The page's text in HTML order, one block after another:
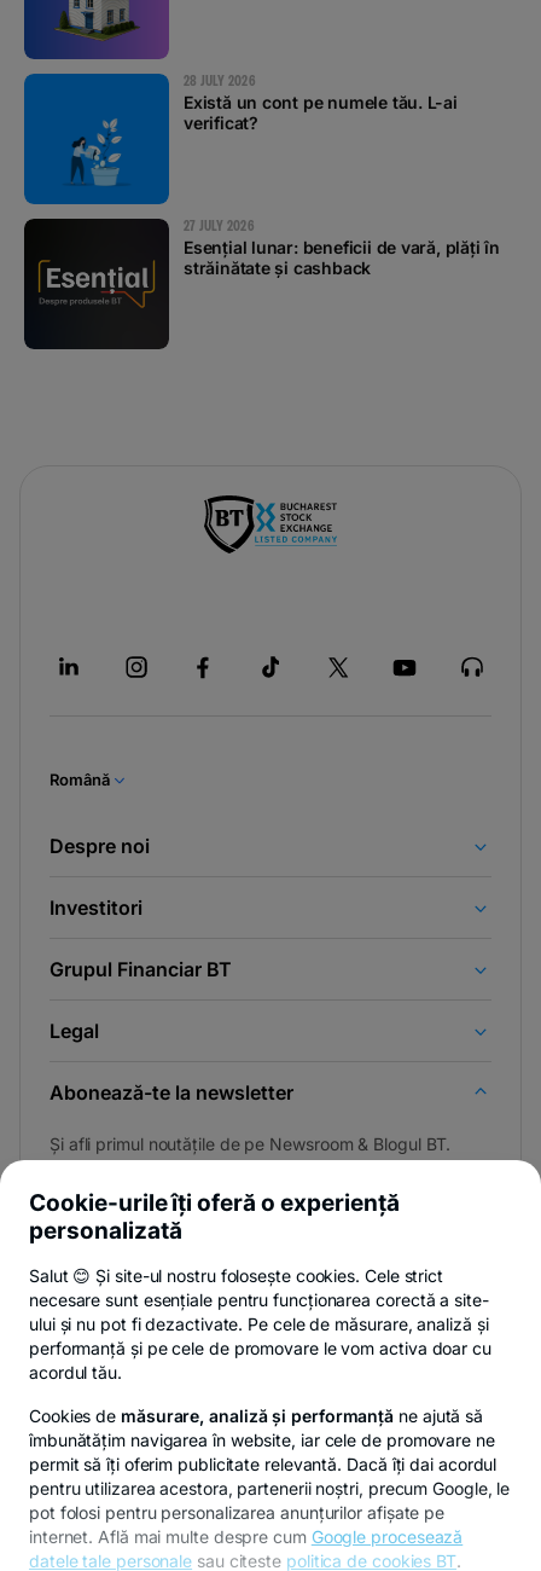
28 JULY 2026
Există un cont pe numele tău. L-ai
verificat?
27 JULY 2026
Esențial lunar: beneficii de vară, plăți în
străinătate și cashback
Română
Despre noi
Investitori
Grupul Financiar BT
Legal
Abonează-te la newsletter
Și afli primul noutățile de pe Newsroom & Blogul BT.
Privacy HubPolitica de confidențialitatePolitica de cookies
© Copyright 2026 Banca Transilvania. Toate drepturile
rezervate.
Cookie-urile îți oferă o experiență
personalizată
Salut 😊 Și site-ul nostru folosește cookies. Cele strict
necesare sunt esențiale pentru funcționarea corectă a site-
ului și nu pot fi dezactivate. Pe cele de măsurare, analiză și
performanță și pe cele de promovare le vom activa doar cu
acordul tău.
Cookies de măsurare, analiză și performanță ne ajută să
îmbunătățim navigarea în website, iar cele de promovare ne
permit să îți oferim publicitate relevantă. Dacă îți dai acordul
pentru utilizarea acestora, partenerii noștri, precum Google, le
pot folosi pentru personalizarea anunțurilor afișate pe
internet. Află mai multe despre cum Google procesează
datele tale personale sau citeste politica de cookies BT.